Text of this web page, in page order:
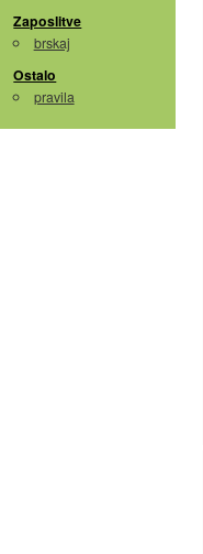
Zaposlitve
brskaj
Ostalo
pravila